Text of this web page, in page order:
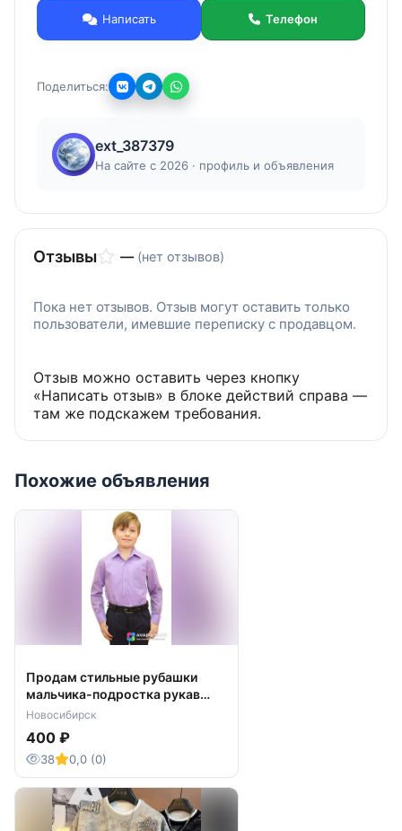
Написать Телефон
Поделиться:
ext_387379
На сайте с 2026 · профиль и объявления
Отзывы — (нет отзывов)
Пока нет отзывов. Отзыв могут оставить только
пользователи, имевшие переписку с продавцом.
Отзыв можно оставить через кнопку
«Написать отзыв» в блоке действий справа —
там же подскажем требования.
Похожие объявления
Продам стильные рубашки
мальчика-подростка рукав
длинный 38, 39 Brostem
Новосибирск
400 ₽
38 0,0 (0)